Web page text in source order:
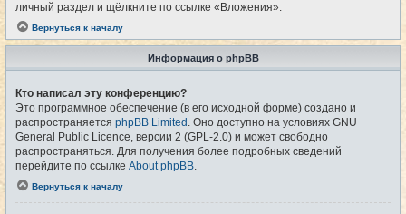
личный раздел и щёлкните по ссылке «Вложения».
Вернуться к началу
Информация о phpBB
Кто написал эту конференцию?
Это программное обеспечение (в его исходной форме) создано и
распространяется phpBB Limited . Оно доступно на условиях GNU
General Public Licence, версии 2 (GPL-2.0) и может свободно
распространяться. Для получения более подробных сведений
перейдите по ссылке About phpBB
Вернуться к началу